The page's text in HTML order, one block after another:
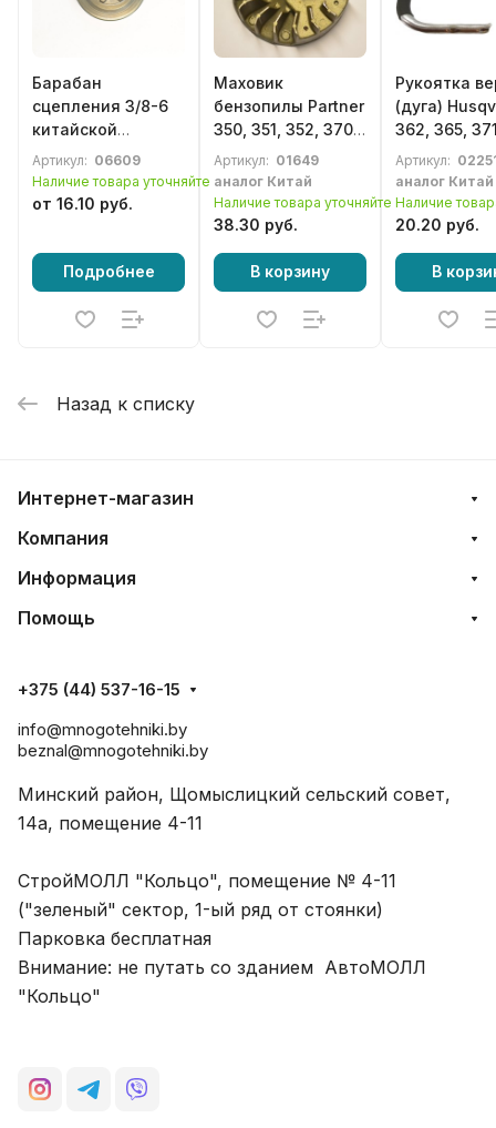
Барабан
сцепления 3/8-6
китайской
бензопилы серии
2500 литой в
сборе
Артикул: 06609
Наличие товара уточняйте
от 16.10 руб.
Подробнее
Маховик
бензопилы Partner
350, 351, 352, 370,
371, 390, 391, 401,
420, 421, XT,
Fotmula 400
Артикул: 01649
аналог Китай
Наличие товара уточняйте
38.30 руб.
В корзину
Рукоятка
(дуга)
362, 365,
Артикул:
аналог Китай
Наличие
20.20 руб.
В
Назад к списку
Интернет-магазин
Компания
Информация
Помощь
+375 (44) 537-16-15
info@mnogotehniki.by
beznal@mnogotehniki.by
Минский район, Щомыслицкий сельский совет,
14а, помещение 4-11
СтройМОЛЛ "Кольцо", помещение № 4-11
("зеленый" сектор, 1-ый ряд от стоянки)
Парковка бесплатная
Внимание: не путать со зданием АвтоМОЛЛ
"Кольцо"